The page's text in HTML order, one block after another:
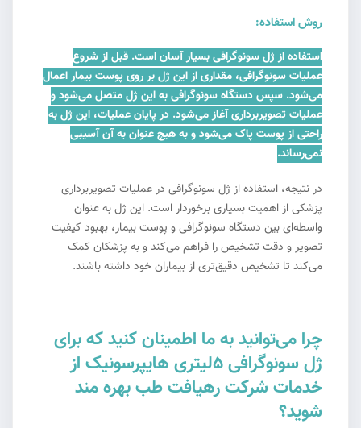
روش استفاده:
استفاده از ژل سونوگرافی بسیار آسان است. قبل از شروع
عملیات سونوگرافی، مقداری از این ژل بر روی پوست بیمار اعمال
می‌شود. سپس دستگاه سونوگرافی به این ژل متصل می‌شود و
عملیات تصویربرداری آغاز می‌شود. در پایان عملیات، این ژل به
راحتی از پوست پاک می‌شود و به هیچ عنوان به آن آسیبی
نمی‌رساند.
در نتیجه، استفاده از ژل سونوگرافی در عملیات تصویربرداری
پزشکی از اهمیت بسیاری برخوردار است. این ژل به عنوان
واسطه‌ای بین دستگاه سونوگرافی و پوست بیمار، بهبود کیفیت
تصویر و دقت تشخیص را فراهم می‌کند و به پزشکان کمک
می‌کند تا تشخیص دقیق‌تری از بیماران خود داشته باشند.
چرا می‌توانید به ما اطمینان کنید که برای
ژل سونوگرافی 5لیتری هایپرسونیک از
خدمات شرکت رهیافت طب بهره مند
شوید؟